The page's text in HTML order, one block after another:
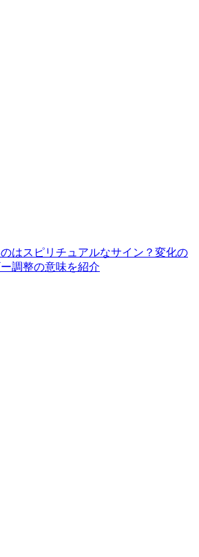
はスピリチュアルなサイン？変化の
調整の意味を紹介